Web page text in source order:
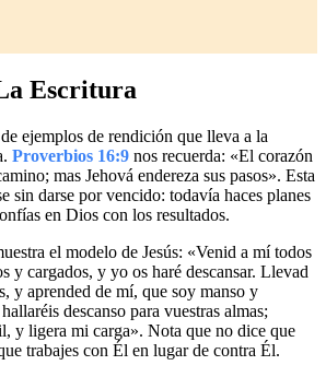
Escritura
ejemplos de rendición que lleva a la
Proverbios 16:9 nos recuerda: «El corazón
mas Jehová endereza sus pasos». Esta
sin darse por vencido: todavía haces planes
en Dios con los resultados.
el modelo de Jesús: «Venid a mí todos
y cargados, y yo os haré descansar. Llevad
y aprended de mí, que soy manso y
descanso para vuestras almas;
y ligera mi carga». Nota que no dice que
trabajes con Él en lugar de contra Él.